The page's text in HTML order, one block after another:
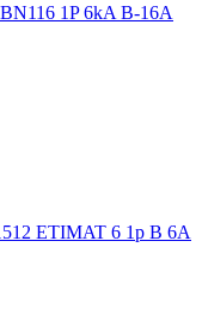
1P 6kA B-16A
ETIMAT 6 1p B 6А